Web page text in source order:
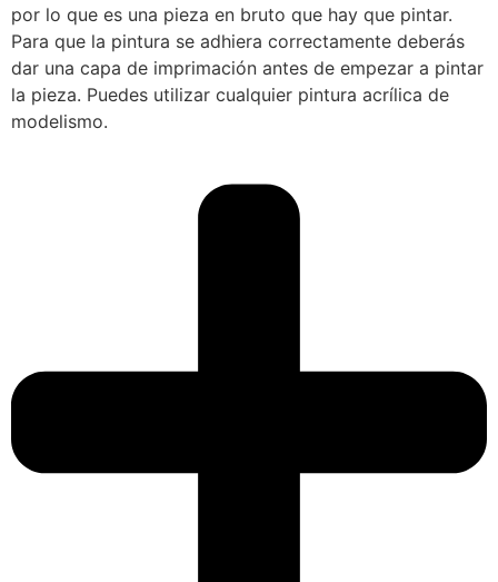
por lo que es una pieza en bruto que hay que pintar.
Para que la pintura se adhiera correctamente deberás
dar una capa de imprimación antes de empezar a pintar
la pieza. Puedes utilizar cualquier pintura acrílica de
modelismo.